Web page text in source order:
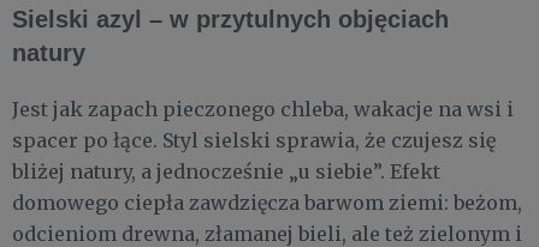
Sielski azyl – w przytulnych objęciach
natury
Jest jak zapach pieczonego chleba, wakacje na wsi i
spacer po łące. Styl sielski sprawia, że czujesz się
bliżej natury, a jednocześnie „u siebie”. Efekt
domowego ciepła zawdzięcza barwom ziemi: beżom,
odcieniom drewna, złamanej bieli, ale też zielonym i